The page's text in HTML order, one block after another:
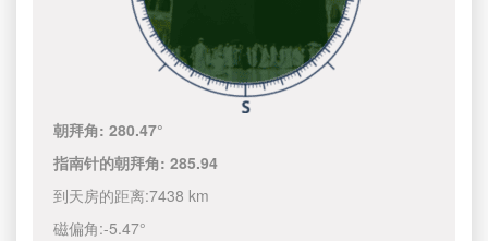
朝拜角:280.47°
指南针的朝拜角:285.94
到天房的距离:7438 km
磁偏角:-5.47°